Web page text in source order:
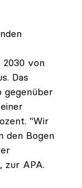
2030 von
Das
gegenüber
"Wir
den Bogen
zur APA.